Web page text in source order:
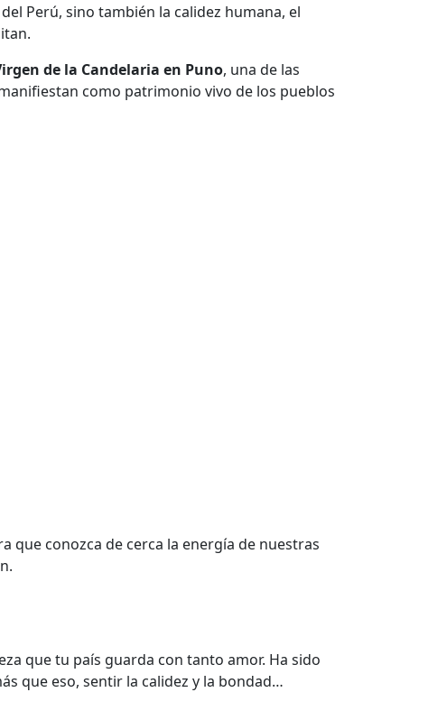
Perú, sino también la calidez humana, el
de la Candelaria en Puno, una de las
como patrimonio vivo de los pueblos
que conozca de cerca la energía de nuestras
que tu país guarda con tanto amor. Ha sido
que eso, sentir la calidez y la bondad…